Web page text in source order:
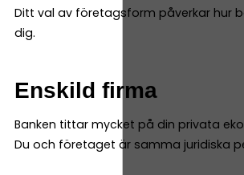
Ditt val av företagsform påverkar hur
dig.
Enskild firma
Banken tittar mycket på din privata
Du och företaget är samma juridiska